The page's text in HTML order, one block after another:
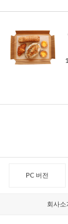
PC 버전
회사소